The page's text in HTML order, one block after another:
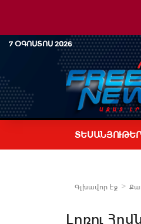
7 ՕԳՈՍՏՈՍ 2026
Գլխավոր Էջ
Լոռու